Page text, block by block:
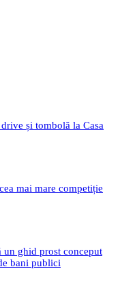
și tombolă la Casa
mai mare competiție
un ghid prost conceput
bani publici